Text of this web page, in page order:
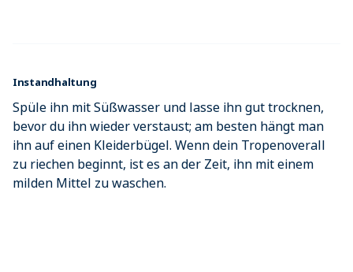
Instandhaltung
Spüle ihn mit Süßwasser und lasse ihn gut trocknen,
bevor du ihn wieder verstaust; am besten hängt man
ihn auf einen Kleiderbügel. Wenn dein Tropenoverall
zu riechen beginnt, ist es an der Zeit, ihn mit einem
milden Mittel zu waschen.